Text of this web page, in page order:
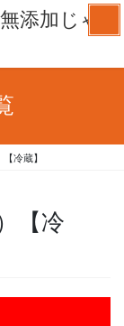
冷蔵】
【冷